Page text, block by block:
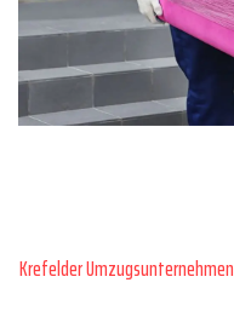
Krefelder Umzugsunternehmen